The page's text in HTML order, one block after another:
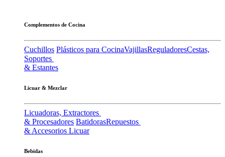
Complementos de Cocina
Cuchillos Plásticos para CocinaVajillasReguladoresCestas,
Soportes
& Estantes
Licuar & Mezclar
Licuadoras, Extractores
& Procesadores BatidorasRepuestos
& Accesorios Licuar
Bebidas